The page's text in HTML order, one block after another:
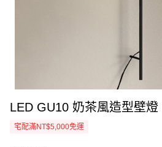
宅配滿NT$5,000免運